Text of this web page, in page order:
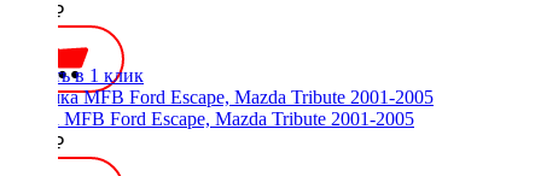
3000 ₽
Купить в 1 клик
Рамка MFB Ford Escape, Mazda Tribute 2001-2005
2000 ₽